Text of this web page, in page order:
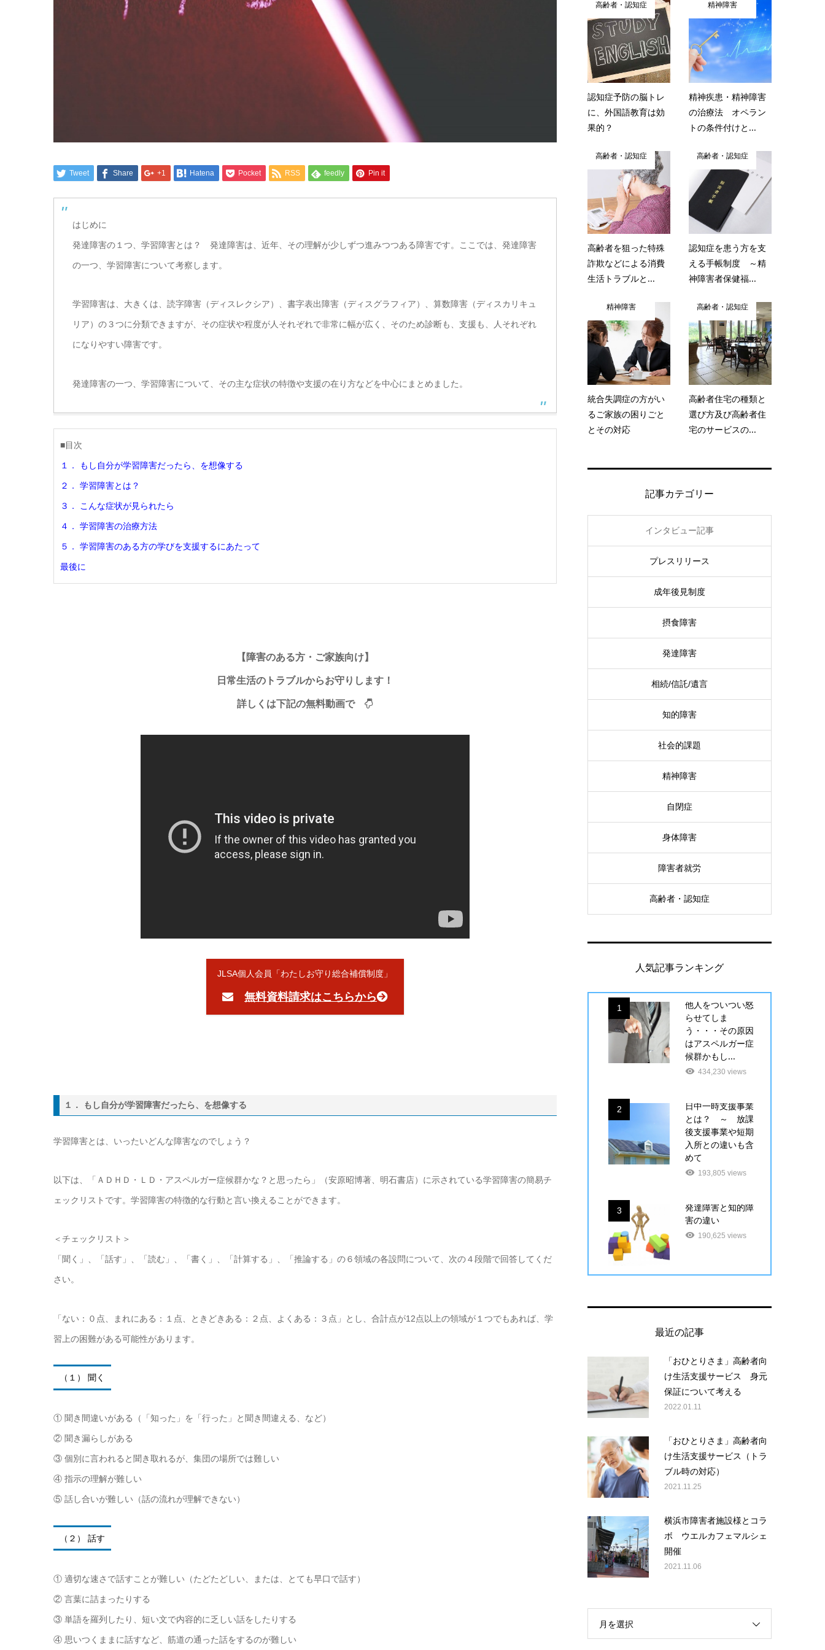
Tweet Share +1 Hatena Pocket RSS feedly Pin it
はじめに
発達障害の１つ、学習障害とは？ 発達障害は、近年、その理解が少しずつ進みつつある障害です。ここでは、発達障害
の一つ、学習障害について考察します。
学習障害は、大きくは、読字障害（ディスレクシア）、書字表出障害（ディスグラフィア）、算数障害（ディスカリキュ
リア）の３つに分類できますが、その症状や程度が人それぞれで非常に幅が広く、そのため診断も、支援も、人それぞれ
になりやすい障害です。
発達障害の一つ、学習障害について、その主な症状の特徴や支援の在り方などを中心にまとめました。
■目次
１． もし自分が学習障害だったら、を想像する
２． 学習障害とは？
３． こんな症状が見られたら
４． 学習障害の治療方法
５． 学習障害のある方の学びを支援するにあたって
最後に
【障害のある方・ご家族向け】
日常生活のトラブルからお守りします！
詳しくは下記の無料動画で
JLSA個人会員「わたしお守り総合補償制度」
無料資料請求はこちらから
１． もし自分が学習障害だったら、を想像する
学習障害とは、いったいどんな障害なのでしょう？
以下は、「ＡＤＨＤ・ＬＤ・アスペルガー症候群かな？と思ったら」（安原昭博著、明石書店）に示されている学習障害の簡易チ
ェックリストです。学習障害の特徴的な行動と言い換えることができます。
＜チェックリスト＞
「聞く」、「話す」、「読む」、「書く」、「計算する」、「推論する」の６領域の各設問について、次の４段階で回答してくだ
さい。
「ない：０点、まれにある：１点、ときどきある：２点、よくある：３点」とし、合計点が12点以上の領域が１つでもあれば、学
習上の困難がある可能性があります。
（１） 聞く
① 聞き間違いがある（「知った」を「行った」と聞き間違える、など）
② 聞き漏らしがある
③ 個別に言われると聞き取れるが、集団の場所では難しい
④ 指示の理解が難しい
⑤ 話し合いが難しい（話の流れが理解できない）
（２） 話す
① 適切な速さで話すことが難しい（たどたどしい、または、とても早口で話す）
② 言葉に詰まったりする
③ 単語を羅列したり、短い文で内容的に乏しい話をしたりする
④ 思いつくままに話すなど、筋道の通った話をするのが難しい
高齢者・認知症
認知症予防の脳トレ
に、外国語教育は効
果的？
精神障害
精神疾患・精神障害
の治療法 オペラン
トの条件付けと...
高齢者・認知症
高齢者を狙った特殊
詐欺などによる消費
生活トラブルと...
高齢者・認知症
認知症を患う方を支
える手帳制度 ～精
神障害者保健福...
精神障害
統合失調症の方がい
るご家族の困りごと
とその対応
高齢者・認知症
高齢者住宅の種類と
選び方及び高齢者住
宅のサービスの...
記事カテゴリー
インタビュー記事
プレスリリース
成年後見制度
摂食障害
発達障害
相続/信託/遺言
知的障害
社会的課題
精神障害
自閉症
身体障害
障害者就労
高齢者・認知症
人気記事ランキング
1
他人をついつい怒
らせてしま
う・・・その原因
はアスペルガー症
候群かもし...
434,230 views
2
日中一時支援事業
とは？ ～ 放課
後支援事業や短期
入所との違いも含
めて
193,805 views
3
発達障害と知的障
害の違い
190,625 views
最近の記事
「おひとりさま」高齢者向
け生活支援サービス 身元
保証について考える
2022.01.11
「おひとりさま」高齢者向
け生活支援サービス（トラ
ブル時の対応）
2021.11.25
横浜市障害者施設様とコラ
ボ ウエルカフェマルシェ
開催
2021.11.06
月を選択